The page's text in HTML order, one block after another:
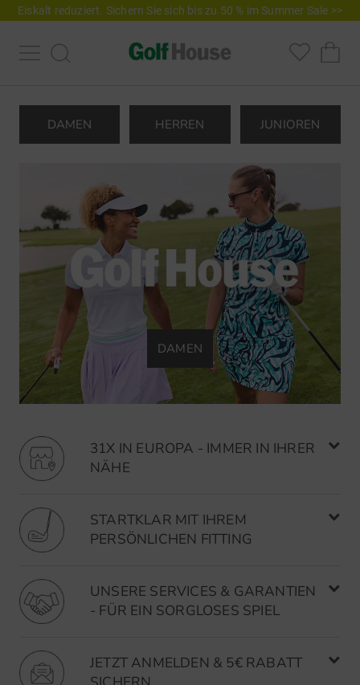
Eiskalt reduziert. Sichern Sie sich bis zu 50 % im Summer Sale >>
DAMEN HERREN JUNIOREN
DAMEN
31X IN EUROPA - IMMER IN IHRER
NÄHE
STARTKLAR MIT IHREM
PERSÖNLICHEN FITTING
UNSERE SERVICES & GARANTIEN
- FÜR EIN SORGLOSES SPIEL
JETZT ANMELDEN & 5€ RABATT